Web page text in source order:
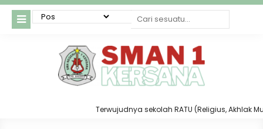
Terwujudnya sekolah RATU (Religius, Akhlak